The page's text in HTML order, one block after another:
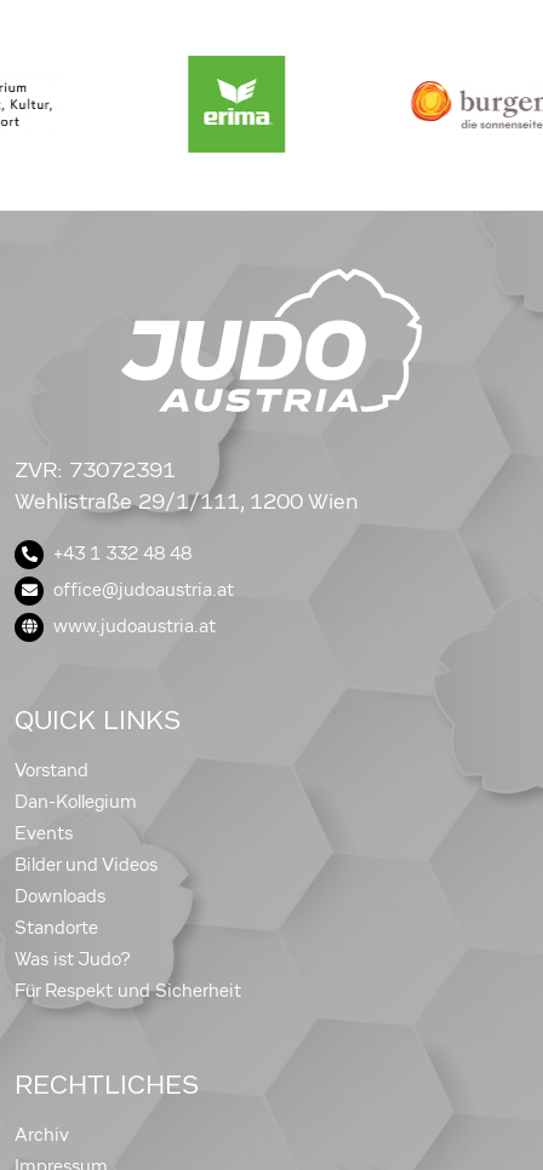
ZVR: 73072391
Wehlistraße 29/1/111, 1200 Wien
+43 1 332 48 48
office@judoaustria.at
www.judoaustria.at
QUICK LINKS
Vorstand
Dan-Kollegium
Events
Bilder und Videos
Downloads
Standorte
Was ist Judo?
Für Respekt und Sicherheit
RECHTLICHES
Archiv